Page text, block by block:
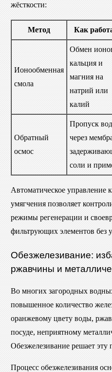
жёсткости:
Метод Как
Ионообменная
смола
Обмен
кальция и
магния на
натрий или
калий
Обратный
осмос
Пропуск
через
соли и
Автоматическое управление
умягчения позволяет
режимы регенерации и
фильтрующих элементов без
Обезжелезивание:
ржавчины и
Во многих загородных
повышенное количество
оранжевому цвету воды,
посуде, неприятному
Обезжелезивание решает эту
Процесс обезжелезивания